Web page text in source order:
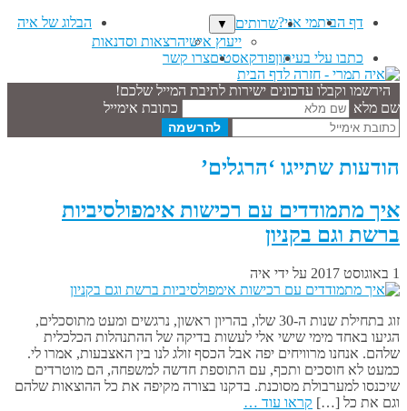
דף הביתמי אני?שרותים ▼
ייעוץ אישיהרצאות וסדנאות
הבלוג של איה
כתבו עלי בעיתוןפודקאסטיםצרו קשר
הירשמו וקבלו עדכונים ישירות לתיבת המייל שלכם!
שם מלא
כתובת אימייל
הודעות שתייגו ‘הרגלים’
איך מתמודדים עם רכישות אימפולסיביות
ברשת וגם בקניון
1 באוגוסט 2017 על ידי איה
זוג בתחילת שנות ה-30 שלו, בהריון ראשון, נרגשים ומעט מתוסכלים,
הגיעו באחד מימי שישי אלי לעשות בדיקה של ההתנהלות הכלכלית
שלהם. אנחנו מרוויחים יפה אבל הכסף זולג לנו בין האצבעות, אמרו לי.
כמעט לא חוסכים ותכף, עם התוספת חדשה למשפחה, הם מוטרדים
שיכנסו למערבולת מסוכנת. בדקנו בצורה מקיפה את כל ההוצאות שלהם
וגם את כל […] קראו עוד …